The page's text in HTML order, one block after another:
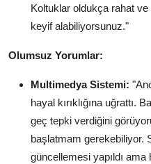
Koltuklar oldukça rahat
keyif alabiliyorsunuz."
Olumsuz Yorumlar:
Multimedya Sistemi:
hayal kırıklığına uğrattı.
geç tepki verdiğini
başlatmam gerekebiliyor.
güncellemesi yapıldı